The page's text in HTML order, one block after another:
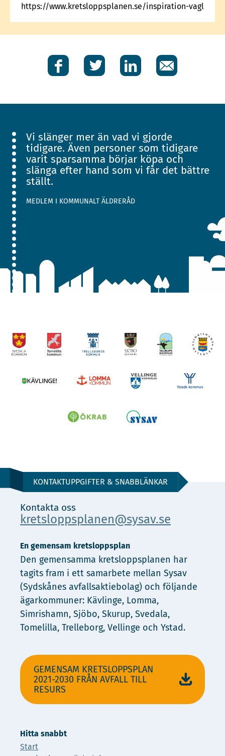
FacebookTwitter LinkedIn E-
post
Vi slänger mer än vad vi gjorde
tidigare. Även personer som tidigare
varit sparsamma börjar köpa och
slänga efter hand som vi får det bättre
ställt.
MEDLEM I KOMMUNALT ÄLDRERÅD
KONTAKTUPPGIFTER & SNABBLÄNKAR
Kontakta oss
kretsloppsplanen@sysav.se
En gemensam kretsloppsplan
Den gemensamma kretsloppsplanen har
tagits fram i ett samarbete mellan Sysav
(Sydskånes avfallsaktiebolag) och följande
ägarkommuner: Kävlinge, Lomma,
Simrishamn, Sjöbo, Skurup, Svedala,
Tomelilla, Trelleborg, Vellinge och Ystad.
GEMENSAM KRETSLOPPSPLAN
2021-2030 FRÅN AVFALL TILL
RESURS
Hitta snabbt
Start